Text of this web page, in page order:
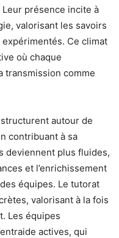
présence incite à
valorisant les savoirs
Ce climat
où chaque
transmission comme
autour de
contribuant à sa
deviennent plus fluides,
et l’enrichissement
équipes. Le tutorat
valorisant à la fois
Les équipes
actives, qui